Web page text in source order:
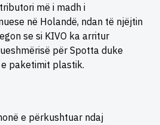
më i madh i
në Holandë, ndan të njëjtin
se si KIVO ka arritur
për Spotta duke
paketimit plastik.
e përkushtuar ndaj